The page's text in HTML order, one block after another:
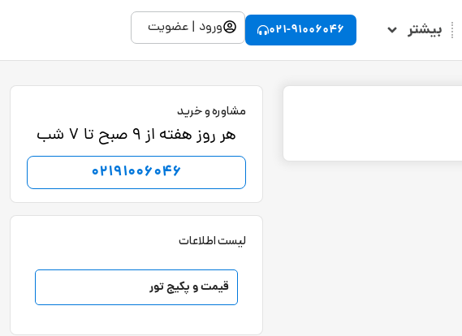
بیشتر 021-91006046 ورود | عضویت
مشاوره و خرید
هر روز هفته از 9 صبح تا 7 شب
02191006046
لیست اطلاعات
قیمت و پکیج تور